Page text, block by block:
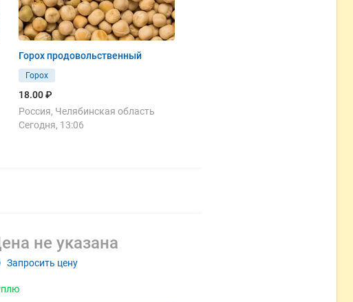
Горох продовольственный
Горох
18.00 ₽
Россия, Челябинская область
Сегодня, 13:06
не указана
Запросить цену